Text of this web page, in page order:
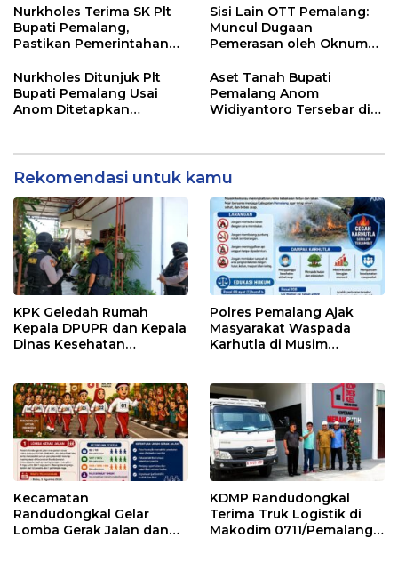
Dunia
Berjalan
Nurkholes Terima SK Plt
Bupati Pemalang,
Pastikan Pemerintahan
Sisi Lain OTT Pemalang:
Muncul Dugaan
Pemerasan oleh Oknum
Nurkholes Ditunjuk Plt
Bupati Pemalang Usai
Anom Ditetapkan
Aset Tanah Bupati
Pemalang Anom
Widiyantoro Tersebar di
Rekomendasi untuk kamu
KPK Geledah Rumah
Kepala DPUPR dan Kepala
Dinas Kesehatan
Polres Pemalang Ajak
Masyarakat Waspada
Karhutla di Musim
Kecamatan
Randudongkal Gelar
Lomba Gerak Jalan dan
KDMP Randudongkal
Terima Truk Logistik di
Makodim 0711/Pemalang